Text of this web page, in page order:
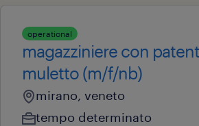
operational
magazziniere con
muletto (m/f/nb)
mirano, veneto
tempo determinato